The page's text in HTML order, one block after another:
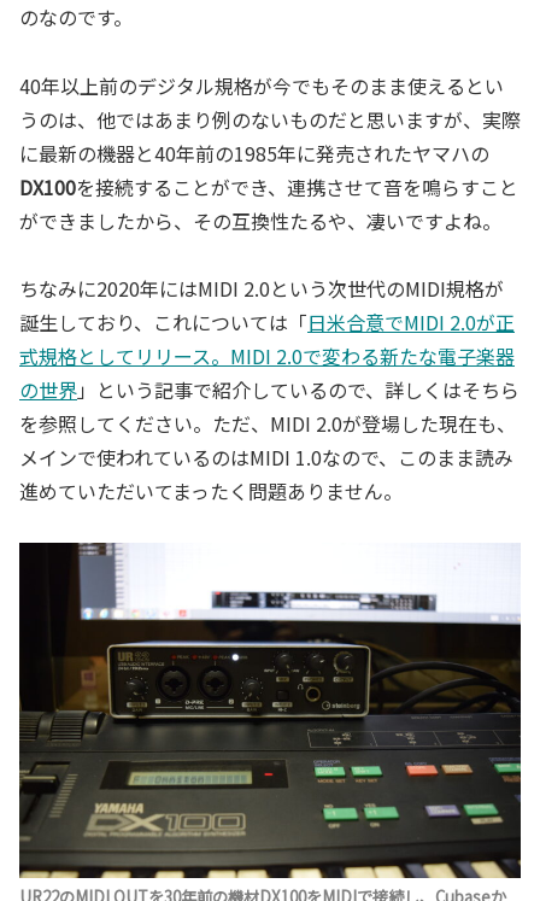
のなのです。
40年以上前のデジタル規格が今でもそのまま使えるとい
うのは、他ではあまり例のないものだと思いますが、実際
に最新の機器と40年前の1985年に発売されたヤマハの
DX100を接続することができ、連携させて音を鳴らすこと
ができましたから、その互換性たるや、凄いですよね。
ちなみに2020年にはMIDI 2.0という次世代のMIDI規格が
誕生しており、これについては「日米合意でMIDI 2.0が正
式規格としてリリース。MIDI 2.0で変わる新たな電子楽器
の世界」という記事で紹介しているので、詳しくはそちら
を参照してください。ただ、MIDI 2.0が登場した現在も、
メインで使われているのはMIDI 1.0なので、このまま読み
進めていただいてまったく問題ありません。